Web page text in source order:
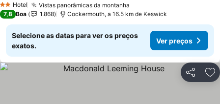
2 Estrelas
Hotel Vistas panorâmicas da montanha
7,8 Boa 1.868 Cockermouth, a 16.5 km de Keswick
Selecione as datas para ver os preços
exatos.
Ver preços
Partilhar